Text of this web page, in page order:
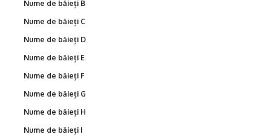
Nume de băieți B
Nume de băieți C
Nume de băieți D
Nume de băieți E
Nume de băieți F
Nume de băieți G
Nume de băieți H
Nume de băieți I